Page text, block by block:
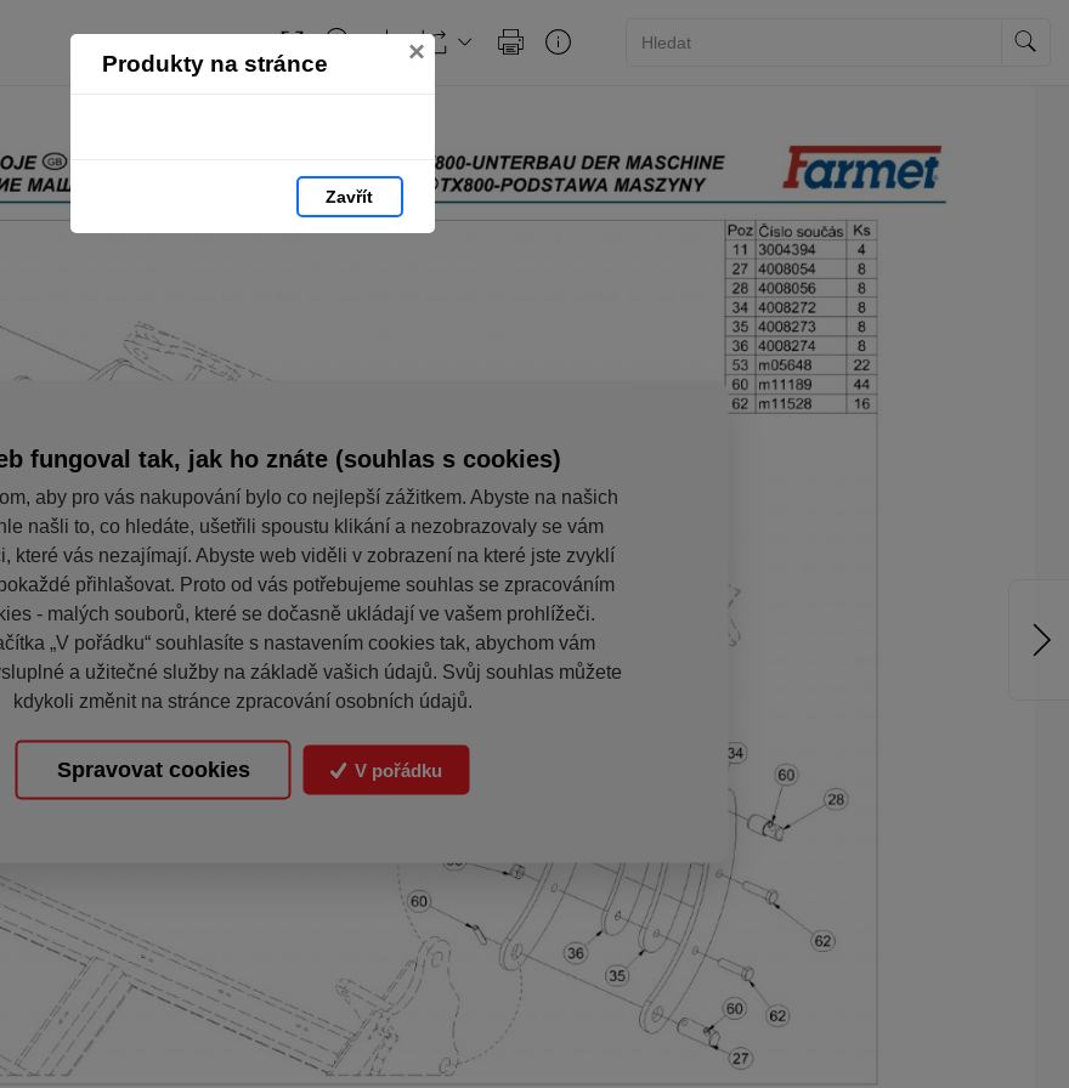
Produkty na stránce ×
Zavřít
fungoval tak, jak ho znáte (souhlas s cookies)
aby pro vás nakupování bylo co nejlepší zážitkem. Abyste na našich
našli to, co hledáte, ušetřili spoustu klikání a nezobrazovaly se vám
které vás nezajímají. Abyste web viděli v zobrazení na které jste zvyklí
přihlašovat. Proto od vás potřebujeme souhlas se zpracováním
- malých souborů, které se dočasně ukládají ve vašem prohlížeči.
„V pořádku“ souhlasíte s nastavením cookies tak, abychom vám
a užitečné služby na základě vašich údajů. Svůj souhlas můžete
kdykoli změnit na stránce zpracování osobních údajů.
Spravovat cookies V pořádku